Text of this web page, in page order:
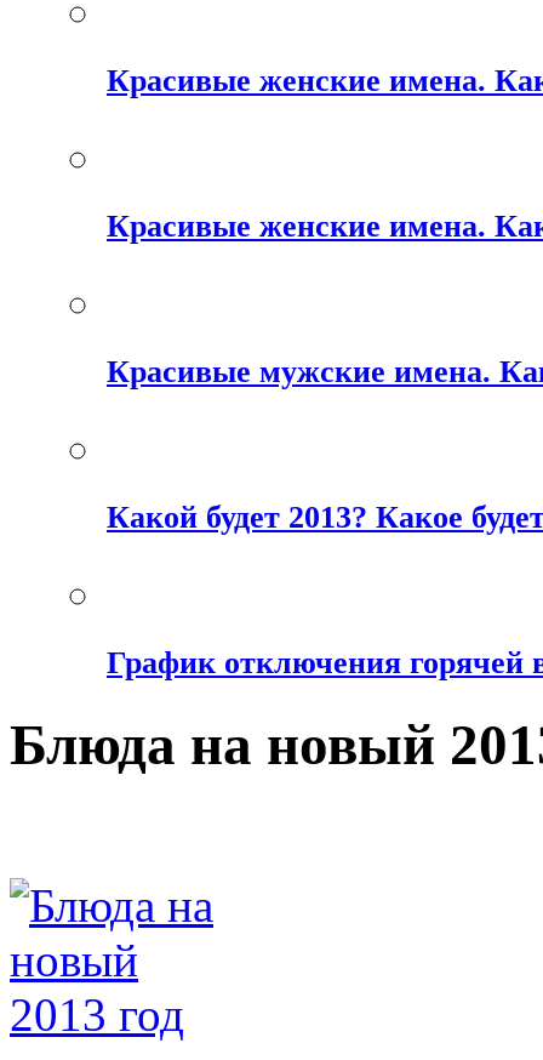
Красивые женские имена.
Красивые женские имена.
Красивые мужские имена.
Какой будет 2013? Какое
График отключения горячей
Блюда на новый